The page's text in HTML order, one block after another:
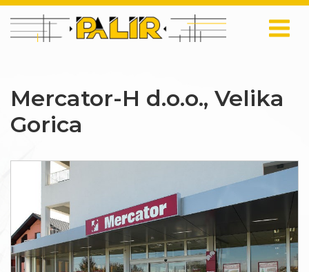
Mercator-H d.o.o., Velika
Gorica